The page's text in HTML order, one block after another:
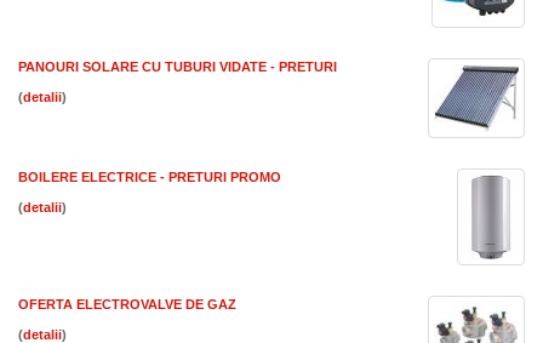
PANOURI SOLARE CU TUBURI VIDATE - PRETURI
( )
BOILERE ELECTRICE - PRETURI PROMO
( )
OFERTA ELECTROVALVE DE GAZ
( )